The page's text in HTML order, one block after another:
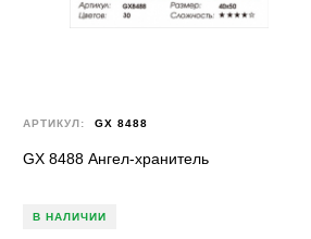
АРТИКУЛ: GX 8488
GX 8488 Ангел-хранитель
В НАЛИЧИИ